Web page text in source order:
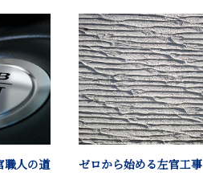
職人の道
ゼロから始める左官工事